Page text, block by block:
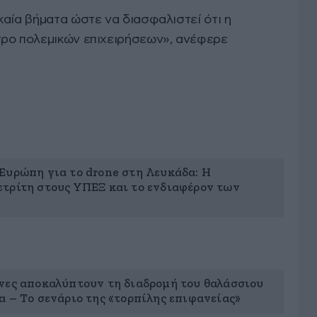
βήματα ώστε να διασφαλιστεί ότι η
πολεμικών επιχειρήσεων», ανέφερε
για το drone στη Λευκάδα: Η
στους ΥΠΕΞ και το ενδιαφέρον των
αποκαλύπτουν τη διαδρομή του θαλάσσιου
Το σενάριο της «τορπίλης επιφανείας»